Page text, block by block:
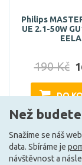
Philips
UE 2.1-50W
EELA
190 Kč
DO
Skladem e-
Než
Snažíme se náš
data. Sbíráme je
návštěvnost a